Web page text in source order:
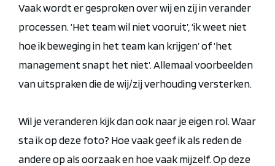
Vaak wordt er gesproken over wij en zij in verander
processen. ‘Het team wil niet vooruit’, ‘ik weet niet
hoe ik beweging in het team kan krijgen’ of ‘het
management snapt het niet’. Allemaal voorbeelden
van uitspraken die de wij/zij verhouding versterken.
Wil je veranderen kijk dan ook naar je eigen rol. Waar
sta ik op deze foto? Hoe vaak geef ik als reden de
andere op als oorzaak en hoe vaak mijzelf. Op deze